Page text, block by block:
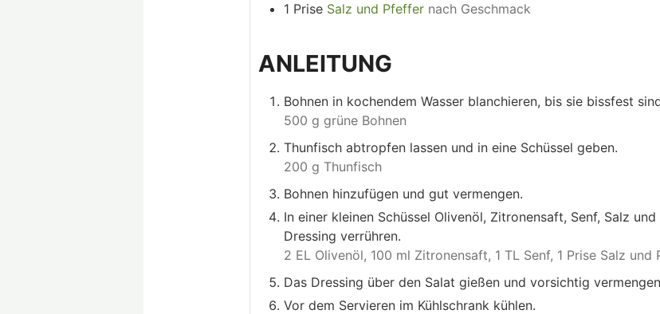
1 Prise Salz und Pfeffer nach Geschmack
ANLEITUNG
Bohnen in kochendem Wasser blanchieren, bis sie bissfest
500 g grüne Bohnen
Thunfisch abtropfen lassen und in eine Schüssel geben.
200 g Thunfisch
Bohnen hinzufügen und gut vermengen.
In einer kleinen Schüssel Olivenöl, Zitronensaft, Senf, Salz
Dressing verrühren.
2 EL Olivenöl, 100 ml Zitronensaft, 1 TL Senf, 1 Prise Salz und
Das Dressing über den Salat gießen und vorsichtig
Vor dem Servieren im Kühlschrank kühlen.